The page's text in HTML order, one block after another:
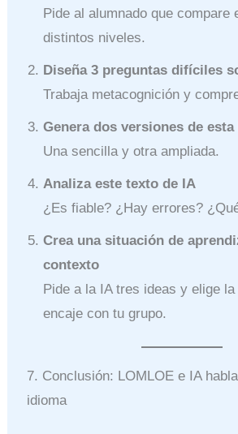
Pide al alumnado que compare
distintos niveles.
Diseña 3 preguntas difíciles
Trabaja metacognición y
Genera dos versiones de
Una sencilla y otra ampliada.
Analiza este texto de IA
¿Es fiable? ¿Hay errores?
Crea una situación de
contexto
Pide a la IA tres ideas y elige
encaje con tu grupo.
7. Conclusión: LOMLOE e IA
idioma